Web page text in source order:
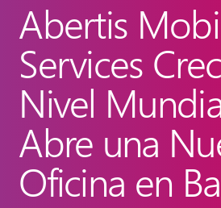
Abertis
Services
Nivel
Abre una
Oficina en